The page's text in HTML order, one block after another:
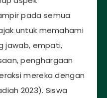
pada semua
untuk memahami
jawab, empati,
penghargaan
mereka dengan
2023). Siswa